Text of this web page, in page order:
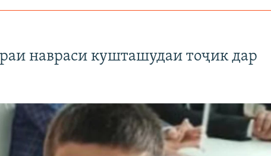
навраси кушташудаи тоҷик дар